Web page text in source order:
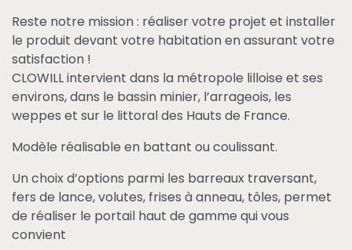
Reste notre mission : réaliser votre projet et installer
le produit devant votre habitation en assurant votre
satisfaction !
CLOWILL intervient dans la métropole lilloise et ses
environs, dans le bassin minier, l’arrageois, les
weppes et sur le littoral des Hauts de France.
Modèle réalisable en battant ou coulissant.
Un choix d’options parmi les barreaux traversant,
fers de lance, volutes, frises à anneau, tôles, permet
de réaliser le portail haut de gamme qui vous
convient